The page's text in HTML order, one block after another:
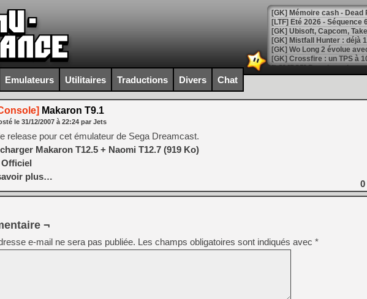
[LTF] Eté 2026 - Séquence
[GK] Mistfall Hunter : déjà
[GK] Wo Long 2 évolue
[GK] Crossfire : un TPS à
[LS] [PS5] Premiers
[Mo5] DOOM arrive en
[GK] Bethesda fête les 30
[GK] Roblox : l'action en
[GK] Agenda - GeForce
[GK] Devolver Digital en a
[LS] [PS5] ps5-y2jb-
[GK] Pourquoi Marvel
[GK] Test : Restory : Chill
[GK] GTA 6 : Rockstar
[GK] Hot Wheels Infinite
[GK] Mémoire cash -
[GK] Résultats Nintendo :
[GK] Déjà des
Emulateurs Utilitaires Traductions Divers Chat
Makaron T9.1
le 31/12/2007 à 22:24 par Jets
release pour cet émulateur de Sega Dreamcast.
Makaron T12.5 + Naomi T12.7 (919 Ko)
plus…
0
¬
e-mail ne sera pas publiée. Les champs obligatoires sont indiqués avec *